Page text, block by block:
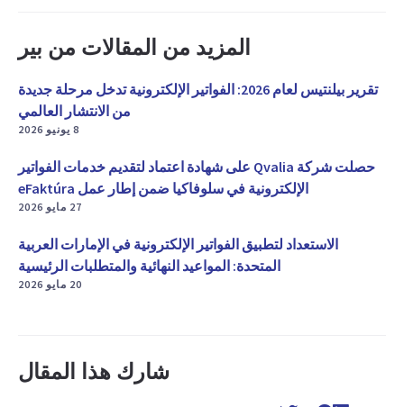
المزيد من المقالات من بير
تقرير بيلنتيس لعام 2026: الفواتير الإلكترونية تدخل مرحلة جديدة
من الانتشار العالمي
8 يونيو 2026
حصلت شركة Qvalia على شهادة اعتماد لتقديم خدمات الفواتير
الإلكترونية في سلوفاكيا ضمن إطار عمل eFaktúra
27 مايو 2026
الاستعداد لتطبيق الفواتير الإلكترونية في الإمارات العربية
المتحدة: المواعيد النهائية والمتطلبات الرئيسية
20 مايو 2026
شارك هذا المقال